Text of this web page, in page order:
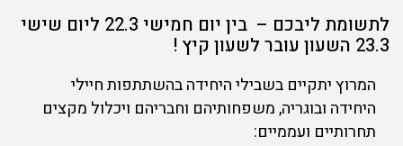
לתשומת ליבכם – בין יום חמישי 22.3 ליום שישי
23.3 השעון עובר לשעון קיץ !
המרוץ יתקיים בשבילי היחידה בהשתתפות חיילי
היחידה ובוגריה, משפחותיהם וחבריהם ויכלול מקצים
תחרותיים ועממיים: